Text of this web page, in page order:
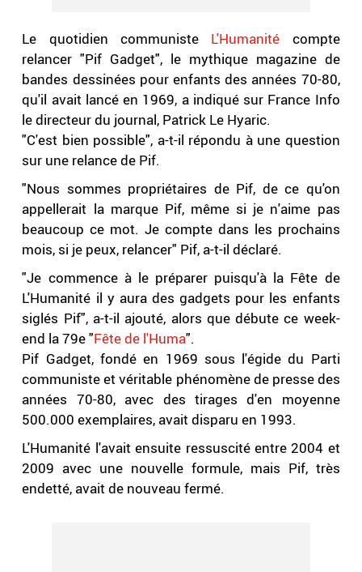
Le quotidien communiste L'Humanité compte
relancer "Pif Gadget", le mythique magazine de
bandes dessinées pour enfants des années 70-80,
qu'il avait lancé en 1969, a indiqué sur France Info
le directeur du journal, Patrick Le Hyaric.
"C'est bien possible", a-t-il répondu à une question
sur une relance de Pif.
"Nous sommes propriétaires de Pif, de ce qu'on
appellerait la marque Pif, même si je n'aime pas
beaucoup ce mot. Je compte dans les prochains
mois, si je peux, relancer" Pif, a-t-il déclaré.
"Je commence à le préparer puisqu'à la Fête de
L'Humanité il y aura des gadgets pour les enfants
siglés Pif", a-t-il ajouté, alors que débute ce week-
end la 79e "Fête de l'Huma".
Pif Gadget, fondé en 1969 sous l'égide du Parti
communiste et véritable phénomène de presse des
années 70-80, avec des tirages d'en moyenne
500.000 exemplaires, avait disparu en 1993.
L'Humanité l'avait ensuite ressuscité entre 2004 et
2009 avec une nouvelle formule, mais Pif, très
endetté, avait de nouveau fermé.